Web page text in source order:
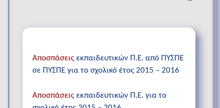
Αποσπάσεις εκπαιδευτικών Π.Ε. από ΠΥΣΠΕ
σε ΠΥΣΠΕ για το σχολικό έτος 2015 – 2016
Αποσπάσεις εκπαιδευτικών Π.Ε. για το